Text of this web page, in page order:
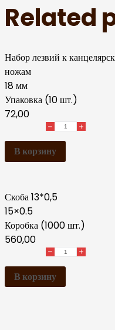
Related
Набор лезвий к
ножам
18 мм
Упаковка (10 шт.)
72,00
В корзину
Скоба 13*0,5
15×0.5
Коробка (1000 шт.)
560,00
В корзину